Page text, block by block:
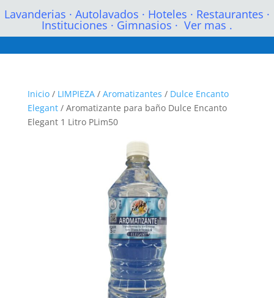
Lavanderias · Autolavados · Hoteles · Restaurantes ·
Instituciones · Gimnasios · Ver mas .
Inicio/ LIMPIEZA/ Aromatizantes / Dulce Encanto
Elegant/ Aromatizante para baño Dulce Encanto
Elegant 1 Litro PLim50